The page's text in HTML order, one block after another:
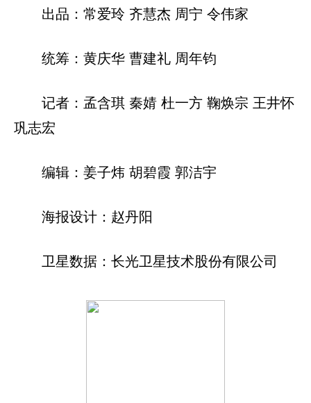
出品：常爱玲 齐慧杰 周宁 令伟家
统筹：黄庆华 曹建礼 周年钧
记者：孟含琪 秦婧 杜一方 鞠焕宗 王井怀
巩志宏
编辑：姜子炜 胡碧霞 郭洁宇
海报设计：赵丹阳
卫星数据：长光卫星技术股份有限公司